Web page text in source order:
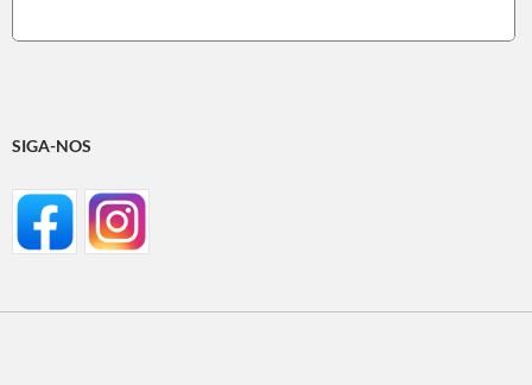
SIGA-NOS